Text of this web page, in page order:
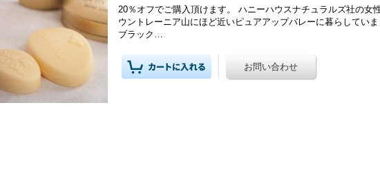
20％オフでご購入頂けます。 ハニーハウスナチュラルズ社の女
ウントレーニア山にほど近いピュアアップバレーに暮らしてい
ブラック…